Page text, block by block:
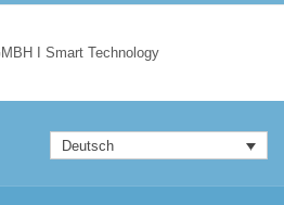
Deutsch